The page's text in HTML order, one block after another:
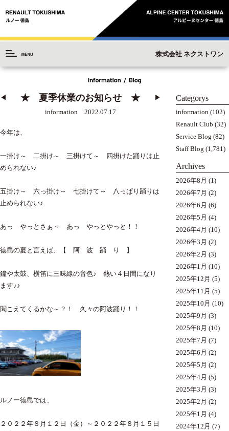
株式会社 ネクストワン
◀︎ ★ 夏季休業のお知らせ ★
information 2022.07.17
▶︎
今年は、
一掛け～ 二掛け～ 三掛けて～ 四掛けた踊りは止
められない♪
五掛け～ 六っ掛け～ 七掛けて～ 八っぱり踊りは
止められない♪
あっ やっとさぁ～ あっ やっとやっと！！
徳島の夏と言えば、【 阿 波 踊 り 】
鐘や太鼓、横笛に三味線の音色♪ 熱い４日間になり
ます♪♪
聞こえてくるかな～？！ 久々の阿波踊り！！
ルノー徳島では、
２０２２年８月１２日（金）～２０２２年８月１５日
Categorys
information (102)
Renault Club (32)
Service Blog (82)
Staff Blog (1,781)
Archives
2026年8月 (1)
2026年7月 (2)
2026年6月 (6)
2026年5月 (4)
2026年4月 (10)
2026年3月 (2)
2026年2月 (3)
2026年1月 (10)
2025年12月 (5)
2025年11月 (5)
2025年10月 (10)
2025年9月 (3)
2025年8月 (10)
2025年7月 (7)
2025年6月 (2)
2025年5月 (2)
2025年4月 (5)
2025年3月 (3)
2025年2月 (2)
2025年1月 (4)
2024年12月 (7)